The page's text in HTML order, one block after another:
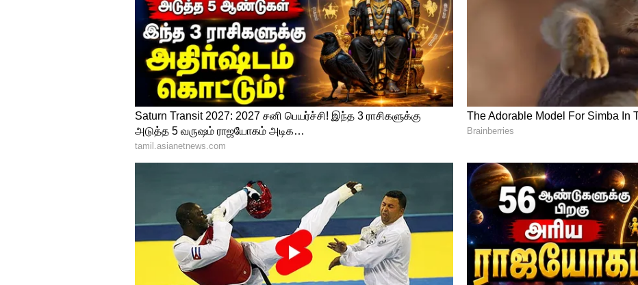
Image Credit :Google
பைக் வாங்கும் முன் இதை மறக்காதீர்கள்